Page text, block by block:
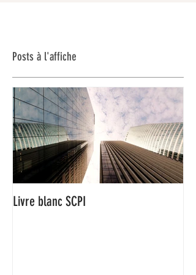
Posts à l'affiche
Livre blanc SCPI